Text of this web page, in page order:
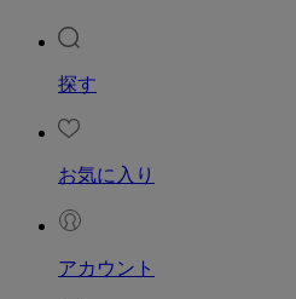
探す
お気に入り
アカウント